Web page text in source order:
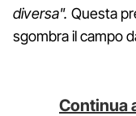
diversa". Questa
sgombra il campo
Continua